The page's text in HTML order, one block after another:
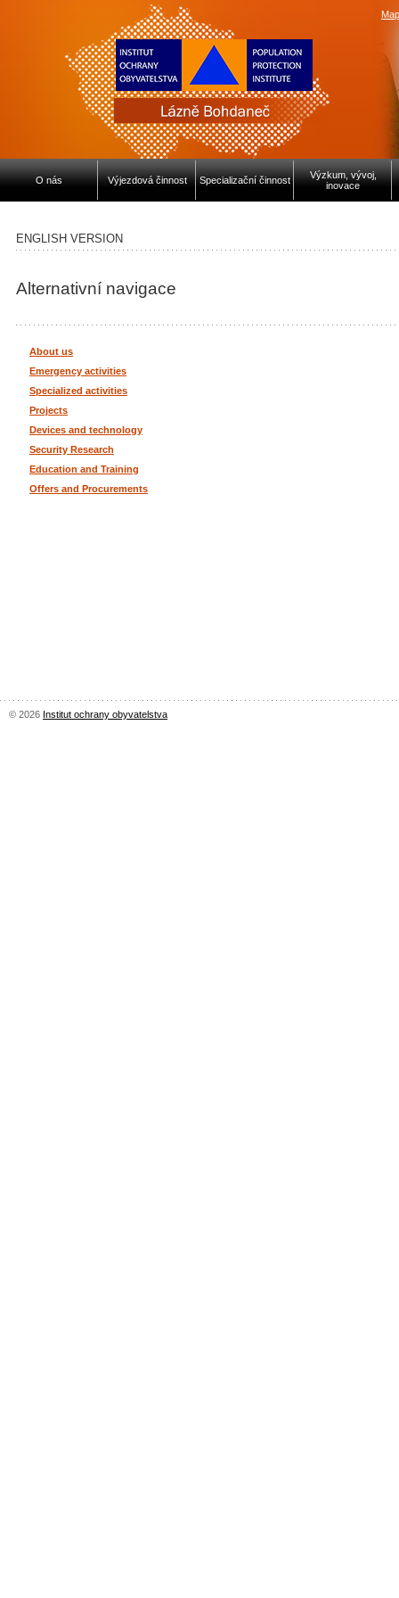
O nás Výjezdová činnost Specializační činnost
Výzkum, vývoj,
inovace
ENGLISH VERSION
Alternativní navigace
About us
Emergency activities
Specialized activities
Projects
Devices and technology
Security Research
Education and Training
Offers and Procurements
© 2026 Institut ochrany obyvatelstva